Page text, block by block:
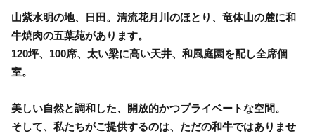
山紫水明の地、日田。清流花月川のほとり、竜体山の麓に和
牛焼肉の五葉苑があります。
120坪、100席、太い梁に高い天井、和風庭園を配し全席個
室。
美しい自然と調和した、開放的かつプライベートな空間。
そして、私たちがご提供するのは、ただの和牛ではありませ